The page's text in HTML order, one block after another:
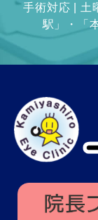
手術対応 | 土
駅」・「